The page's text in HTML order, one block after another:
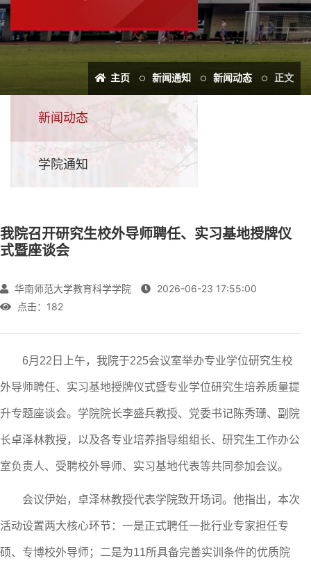
主页 新闻通知 新闻动态 正文
新闻动态
学院通知
我院召开研究生校外导师聘任、实习基地授牌仪
式暨座谈会
华南师范大学教育科学学院
2026-06-23 17:55:00
点击： 182
6月 22 日上午，我院于225会议室举办专业学位研究生校
外导师聘任、实习基地授牌仪式暨专业学位研究生培养质量提
升专题座谈会。学院院长李盛兵教授、党委书记陈秀珊、副院
长卓泽林教授，以及各专业培养指导组组长、研究生工作办公
室负责人、受聘校外导师、实习基地代表等共同 参加会议。
会议伊始，卓泽林教授代表学院致开场词。他指出，本次
活动设置两大核心环节：一是正式聘任一批行业专家担任专
硕、专博校外导师；二是为11所具备完善实训条件的优质院